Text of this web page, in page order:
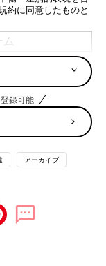
録可能
アーカイブ